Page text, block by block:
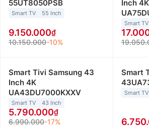
55UT8050PSB
Smart TV 55 Inch
9.150.000
10.150.000-10%
Inch 4K
Smart TV
Smart Tivi Samsung 43
Inch 4K
UA43DU7000KXXV
Smart TV 43 Inch
5.790.000
6.990.000-17%
Smart
Smart TV